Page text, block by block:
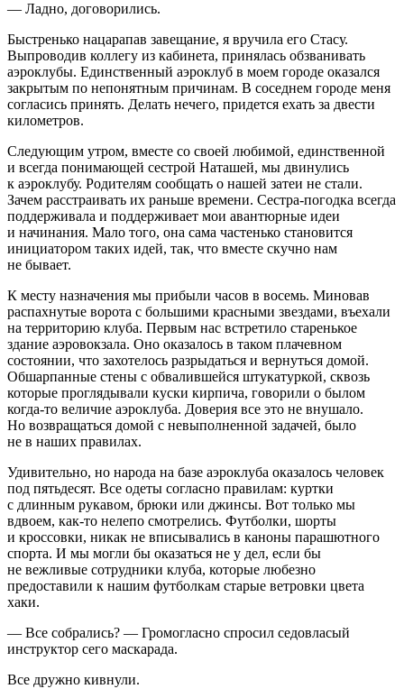
— Ладно, договорились.
Быстренько нацарапав завещание, я вручила его Стасу.
Выпроводив коллегу из кабинета, принялась обзванивать
аэроклубы. Единственный аэроклуб в моем городе оказался
закрытым по непонятным причинам. В соседнем городе меня
согласись принять. Делать нечего, придется ехать за двести
километров.
Следующим утром, вместе со своей любимой, единственной
и всегда понимающей сестрой Наташей, мы двинулись
к аэроклубу. Родителям сообщать о нашей затеи не стали.
Зачем расстраивать их раньше времени. Сестра-погодка всегда
поддерживала и поддерживает мои авантюрные идеи
и начинания. Мало того, она сама частенько становится
инициатором таких идей, так, что вместе скучно нам
не бывает.
К месту назначения мы прибыли часов в восемь. Миновав
распахнутые ворота с большими красными звездами, въехали
на территорию клуба. Первым нас встретило старенькое
здание аэровокзала. Оно оказалось в таком плачевном
состоянии, что захотелось разрыдаться и вернуться домой.
Обшарпанные стены с обвалившейся штукатуркой, сквозь
которые проглядывали куски кирпича, говорили о былом
когда-то величие аэроклуба. Доверия все это не внушало.
Но возвращаться домой с невыполненной задачей, было
не в наших правилах.
Удивительно, но народа на базе аэроклуба оказалось человек
под пятьдесят. Все одеты согласно правилам: куртки
с длинным рукавом, брюки или джинсы. Вот только мы
вдвоем, как-то нелепо смотрелись. Футболки, шорты
и кроссовки, никак не вписывались в каноны парашютного
спорта. И мы могли бы оказаться не у дел, если бы
не вежливые сотрудники клуба, которые любезно
предоставили к нашим футболкам старые ветровки цвета
хаки.
— Все собрались? — Громогласно спросил седовласый
инструктор сего маскарада.
Все дружно кивнули.